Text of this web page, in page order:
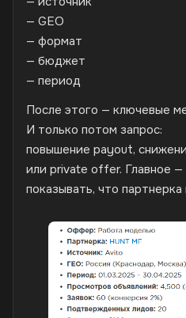
— GEO
— формат
— бюджет
— период
После этого — ключевые
И только потом запрос:
повышение payout,
или private offer. Главное —
показывать, что